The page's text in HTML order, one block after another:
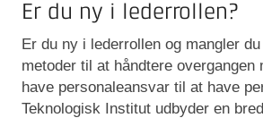
Er du ny i lederrollen?
Er du ny i lederrollen og mangler
metoder til at håndtere overgangen
have personaleansvar til at have
Teknologisk Institut udbyder en